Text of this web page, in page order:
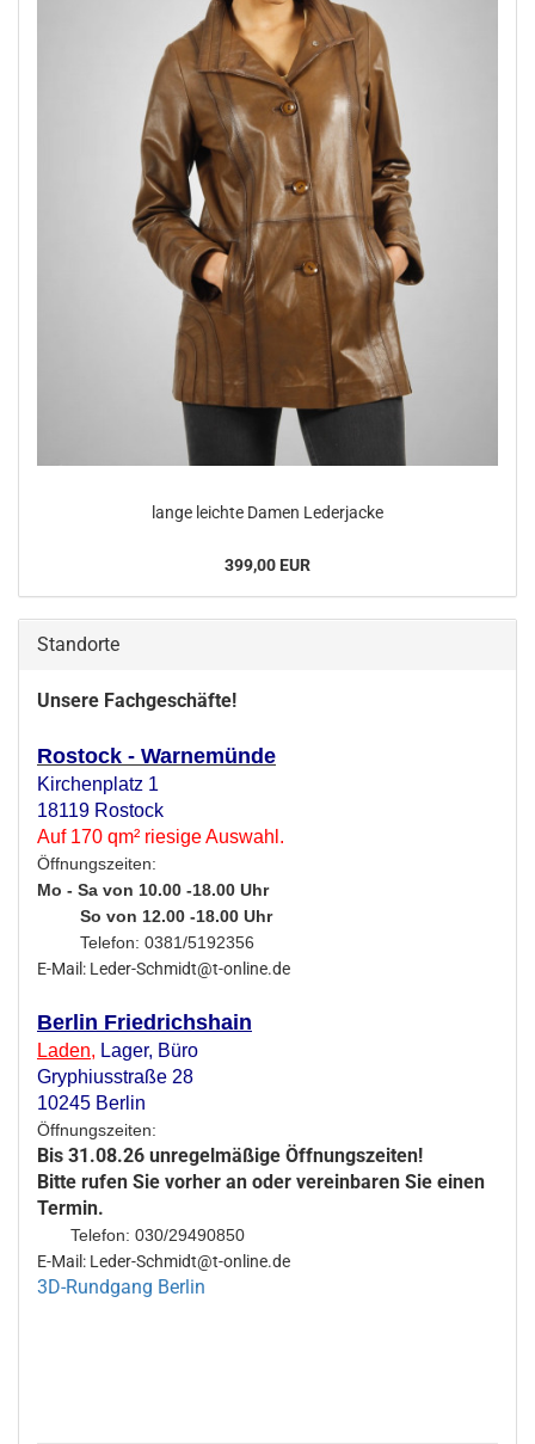
lange leich­te Damen Le­der­ja­cke
399,00 EUR
Standorte
Unsere Fachgeschäfte!
Rostock - Warnemünde
Kirchenplatz 1
18119 Rostock
Auf 170 qm² riesige Auswahl.
Öffnungszeiten:
Mo - Sa von 10.00 -18.00 Uhr
So von 12.00 -18.00 Uhr
Telefon: 0381/5192356
E-Mail: Leder-Schmidt@t-online.de
Berlin Friedrichshain
Laden, Lager, Büro
Gryphiusstraße 28
10245 Berlin
Öffnungszeiten:
Bis 31.08.26 unregelmäßige Öffnungszeiten!
Bitte rufen Sie vorher an oder vereinbaren Sie einen
Termin.
Telefon: 030/29490850
E-Mail: Leder-Schmidt@t-online.de
3D-Rundgang Berlin